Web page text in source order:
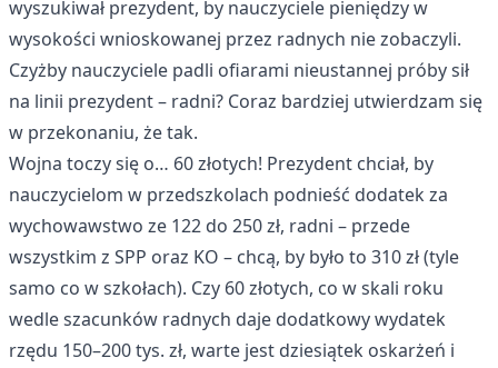
wyszukiwał prezydent, by nauczyciele pieniędzy w
wysokości wnioskowanej przez radnych nie zobaczyli.
Czyżby nauczyciele padli ofiarami nieustannej próby sił
na linii prezydent – radni? Coraz bardziej utwierdzam się
w przekonaniu, że tak.
Wojna toczy się o… 60 złotych! Prezydent chciał, by
nauczycielom w przedszkolach podnieść dodatek za
wychowawstwo ze 122 do 250 zł, radni – przede
wszystkim z SPP oraz KO – chcą, by było to 310 zł (tyle
samo co w szkołach). Czy 60 złotych, co w skali roku
wedle szacunków radnych daje dodatkowy wydatek
rzędu 150–200 tys. zł, warte jest dziesiątek oskarżeń i